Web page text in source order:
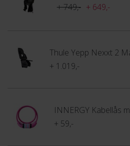
+ 749,- + 649,-
+ 1.019,-
INNERGY Kabellås
+ 59,-